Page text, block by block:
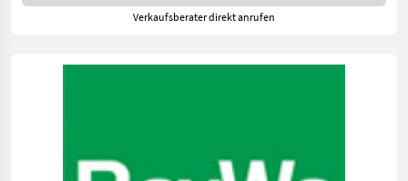
Verkaufsberater direkt anrufen